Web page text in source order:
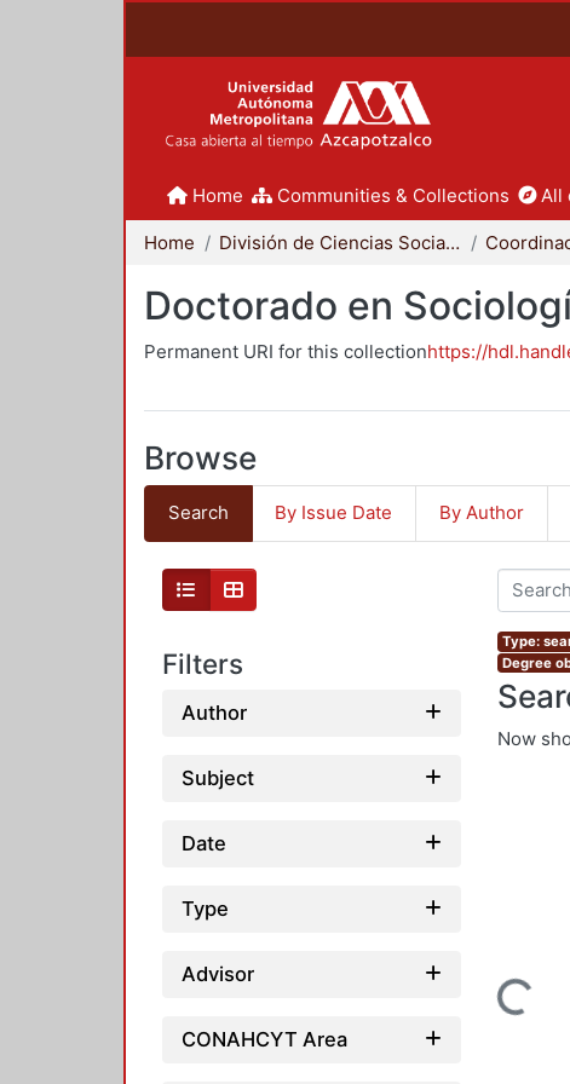
Home Communities & Collections All
Home División de Ciencias Sociales y Humanidades
Doctorado en
Permanent URI for this collectionhttps://
Browse
Search By Issue Date By Author
Filters
Author
Subject
Date
Type
Advisor
CONAHCYT Area
Type:
Degree
Now
Loading...